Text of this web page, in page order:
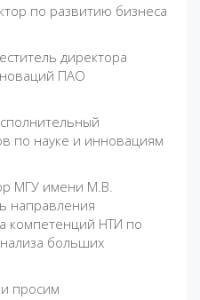
по развитию бизнеса
директора
ПАО
по науке и инновациям
МГУ имени М.В.
направления
компетенций НТИ по
больших
просим